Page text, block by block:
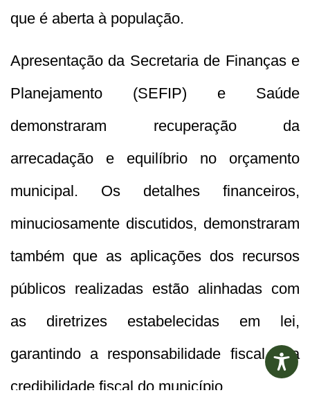
que é aberta à população.
Apresentação da Secretaria de Finanças e
Planejamento (SEFIP) e Saúde
demonstraram recuperação da
arrecadação e equilíbrio no orçamento
municipal. Os detalhes financeiros,
minuciosamente discutidos, demonstraram
também que as aplicações dos recursos
públicos realizadas estão alinhadas com
as diretrizes estabelecidas em lei,
garantindo a responsabilidade fiscal e a
credibilidade fiscal do município.